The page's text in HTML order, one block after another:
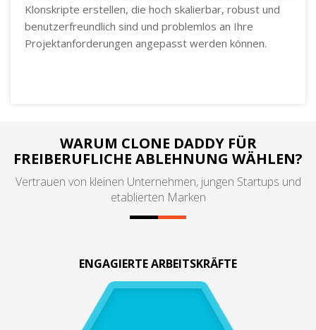
Klonskripte erstellen, die hoch skalierbar, robust und
benutzerfreundlich sind und problemlos an Ihre
Projektanforderungen angepasst werden können.
WARUM CLONE DADDY FÜR
FREIBERUFLICHE ABLEHNUNG WÄHLEN?
Vertrauen von kleinen Unternehmen, jungen Startups und
etablierten Marken
ENGAGIERTE ARBEITSKRÄFTE